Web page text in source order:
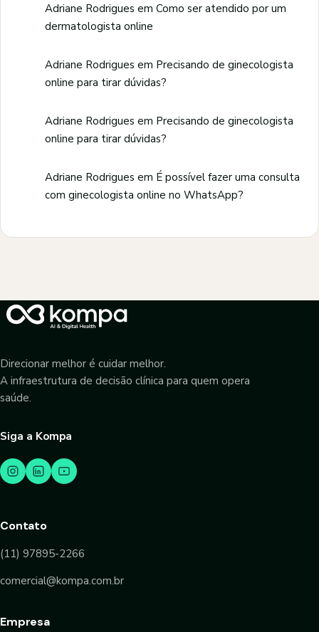
Adriane Rodrigues em Como ser atendido por um
dermatologista online
Adriane Rodrigues em Precisando de ginecologista
online para tirar dúvidas?
Adriane Rodrigues em Precisando de ginecologista
online para tirar dúvidas?
Adriane Rodrigues em É possível fazer uma consulta
com ginecologista online no WhatsApp?
Direcionar melhor é cuidar melhor.
A infraestrutura de decisão clínica para quem opera
saúde.
Siga a Kompa
Contato
(11) 97895-2266
comercial@kompa.com.br
Empresa